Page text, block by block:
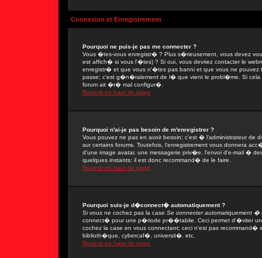
Connexion et Enregistrement
Pourquoi ne puis-je pas me connecter ?
Vous �tes-vous enregistr� ? Plus s�rieusement, vous devez
est affich� si vous l'�tes) ? Si oui, vous devriez contacter le
enregistr� et que vous n'�tes pas banni et que vous ne pouvez
passe; c'est g�n�ralement de l� que vient le probl�me. Si cela
forum ait �t� mal configur�.
Revenir en haut de page
Pourquoi n'ai-je pas besoin de m'enregistrer ?
Vous pouvez ne pas en avoir besoin; c'est � l'administrateur de
sur certains forums. Toutefois, l'enregistrement vous donnera
d'une image avatar, une messagerie priv�e, l'envoi d'e-mail �
quelques instants; il est donc recommand� de le faire.
Revenir en haut de page
Pourquoi suis-je d�connect� automatiquement ?
Si vous ne cochez pas la case Se connecter automatiquement �
connect� pour une p�riode pr��tablie. Ceci permet d'�viter
cochez la case en vous connectant; ceci n'est pas
biblioth�que, cybercaf�, universit�, etc.
Revenir en haut de page